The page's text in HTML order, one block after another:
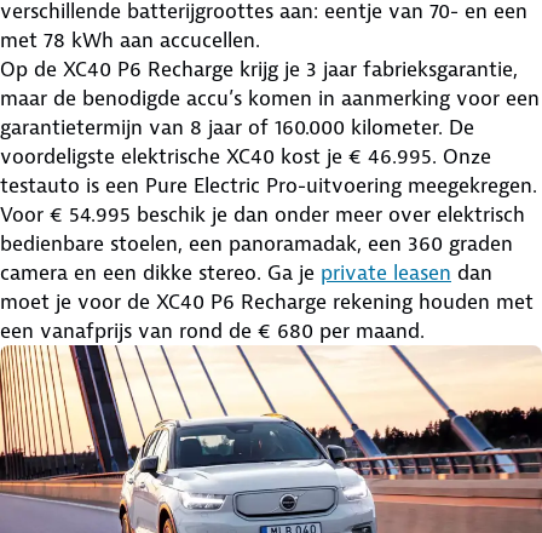
verschillende batterijgroottes aan: eentje van 70- en een
met 78 kWh aan accucellen.
Op de XC40 P6 Recharge krijg je 3 jaar fabrieksgarantie,
maar de benodigde accu’s komen in aanmerking voor een
garantietermijn van 8 jaar of 160.000 kilometer. De
voordeligste elektrische XC40 kost je € 46.995. Onze
testauto is een Pure Electric Pro-uitvoering meegekregen.
Voor € 54.995 beschik je dan onder meer over elektrisch
bedienbare stoelen, een panoramadak, een 360 graden
camera en een dikke stereo. Ga je private leasen dan
moet je voor de XC40 P6 Recharge rekening houden met
een vanafprijs van rond de € 680 per maand.